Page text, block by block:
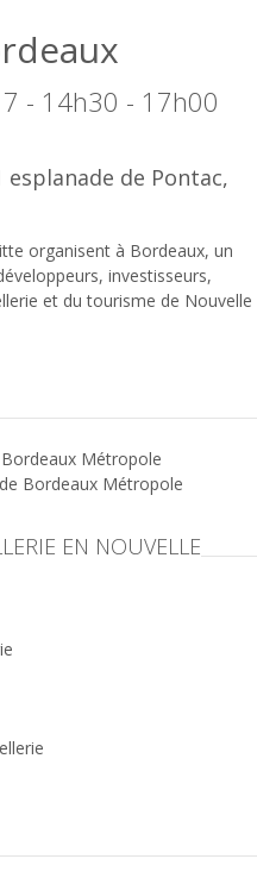
- 14h30 - 17h00
esplanade de Pontac,
organisent à Bordeaux, un
investisseurs,
et du tourisme de Nouvelle
Métropole
Bordeaux Métropole
EN NOUVELLE